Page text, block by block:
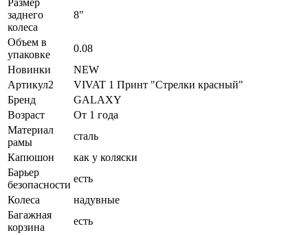
заднего
колеса
8"
Объем в
упаковке
0.08
Новинки
NEW
Артикул2
VIVAT 1 Принт "Стрелки красный"
Бренд
GALAXY
Возраст
От 1 года
Материал
рамы
сталь
Капюшон
как у коляски
Барьер
безопасности
есть
Колеса
надувные
Багажная
корзина
есть